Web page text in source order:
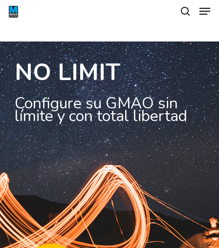
NO LIMIT
Configure su GMAOsin
límite y con total libertad